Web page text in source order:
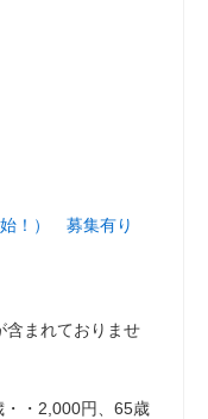
始！） 募集有り
まれておりませ
・2,000円、65歳